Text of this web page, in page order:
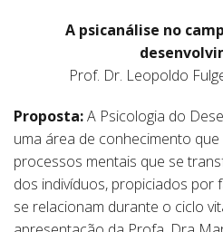
A psicanálise no
Prof. Dr. Leopoldo
Proposta:A Psicologia do
uma área de conhecimento
processos mentais que se
dos indivíduos, propiciados por
se relacionam durante o ciclo